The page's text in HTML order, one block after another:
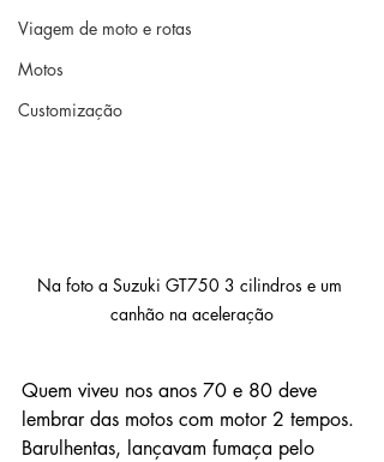
Viagem de moto e rotas
Motos
Customização
Na foto a Suzuki GT750 3 cilindros e um
canhão na aceleração
Quem viveu nos anos 70 e 80 deve
lembrar das motos com motor 2 tempos.
Barulhentas, lançavam fumaça pelo